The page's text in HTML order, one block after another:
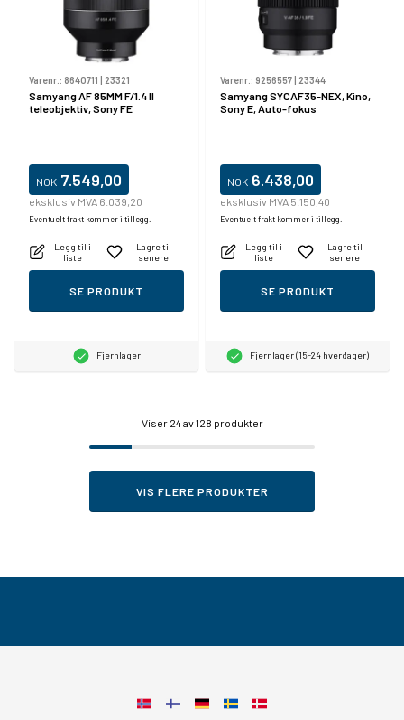
Varenr.: 8640711 | 23321
Samyang AF 85MM F/1.4 II
teleobjektiv, Sony FE
NOK 7.549,00
eksklusiv MVA 6.039,20
Eventuelt frakt kommer i tillegg.
Legg til i
liste
Lagre til
senere
SE PRODUKT
Fjernlager
Varenr.: 9256557| 23344
Samyang SYCAF35-NEX, Kino,
Sony E, Auto-fokus
NOK 6.438,00
eksklusiv MVA 5.150,40
Eventuelt frakt kommer i tillegg.
Legg til i
liste
Lagre til
senere
SE PRODUKT
Fjernlager (15-24 hverdager)
Viser 24av 128 produkter
VIS FLERE PRODUKTER